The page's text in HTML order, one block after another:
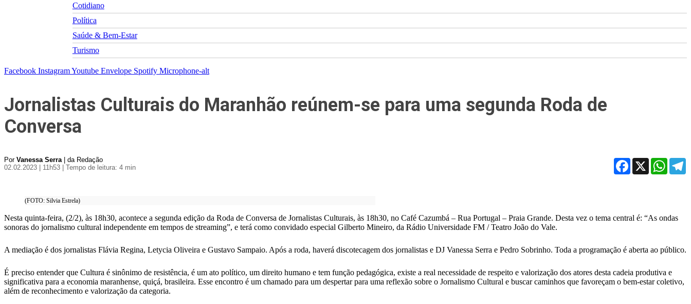
Cotidiano
Política
Saúde & Bem-Estar
Turismo
Facebook InstagramYoutube Envelope Spotify Microphone-alt
Jornalistas Culturais do Maranhão reúnem-se para uma segunda Roda de
Conversa
Por Vanessa Serra| da Redação
02.02.2023 | 11h53
| Tempo de leitura: 4 min
Facebook
X
(FOTO: Silvia Estrela)
Nesta quinta-feira, (2/2), às 18h30, acontece a segunda edição da Roda de Conversa de Jornalistas Culturais, às 18h30, no Café Cazumbá – Rua Portugal – Praia Grande. Desta vez o tema central é: “As ondas
sonoras do jornalismo cultural independente em tempos de streaming”, e terá como convidado especial Gilberto Mineiro, da Rádio Universidade FM / Teatro João do Vale.
A mediação é dos jornalistas Flávia Regina, Letycia Oliveira e Gustavo Sampaio. Após a roda, haverá discotecagem dos jornalistas e DJ Vanessa Serra e Pedro Sobrinho. Toda a programação é aberta ao público.
É preciso entender que Cultura é sinônimo de resistência, é um ato político, um direito humano e tem função pedagógica, existe a real necessidade de respeito e valorização dos atores desta cadeia produtiva e
significativa para a economia maranhense, quiçá, brasileira. Esse encontro é um chamado para um despertar para uma reflexão sobre o Jornalismo Cultural e buscar caminhos que favoreçam o bem-estar coletivo,
além de reconhecimento e valorização da categoria.